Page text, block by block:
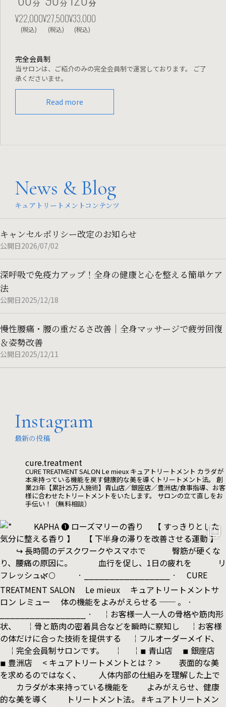
分
¥22,000
(税込)
分
¥27,500
(税込)
分
分
¥33,000
(税込)
完全会員制
当サロンは、ご紹介のみの完全会員制で運営しております。
ご了
承くださいませ。
Read more
News & Blog
キュアトリートメントコンテンツ
キャンセルポリシー改定のお知らせ
公開日2026/07/02
深呼吸で免疫力アップ！全身の健康と心を整える簡単ケア
法
公開日2025/12/18
慢性腰痛・腰の重だるさ改善｜全身マッサージで疲労回復
＆姿勢改善
公開日2025/12/11
Instagram
最新の投稿
cure.treatment
CURE TREATMENT SALON Le mieux キュアトリートメント カラダが
本来持っている機能を戻す健康的な美を導くトリートメント法。
創
業23年【累計25万人施術】青山店／銀座店／豊洲店/食事指導、お客
様に合わせたトリートメントをいたします。
サロンの立て直しをお
手伝い！（無料相談）